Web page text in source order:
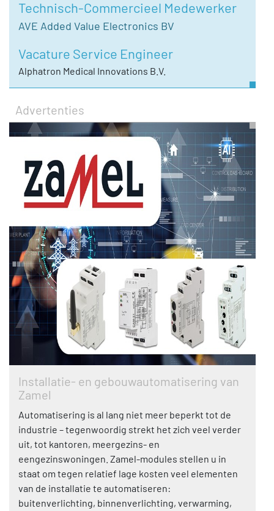
Technisch-Commercieel Medewerker
AVE Added Value Electronics BV
Vacature Service Engineer
Alphatron Medical Innovations B.V.
Advertenties
Installatie- en gebouwautomatisering van
Zamel
Automatisering is al lang niet meer beperkt tot de
industrie – tegenwoordig strekt het zich veel verder
uit, tot kantoren, meergezins- en
eengezinswoningen. Zamel-modules stellen u in
staat om tegen relatief lage kosten veel elementen
van de installatie te automatiseren:
buitenverlichting, binnenverlichting, verwarming,